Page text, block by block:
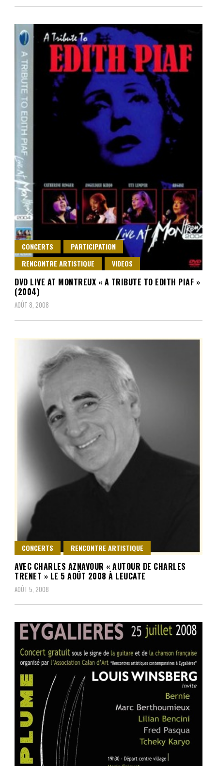
CONCERTS
PARTICIPATION
RENCONTRE ARTISTIQUE
VIDEOS
DVD LIVE AT MONTREUX « A TRIBUTE TO EDITH PIAF »
(2004)
AOÛT 8, 2008
CONCERTS RENCONTRE ARTISTIQUE
AVEC CHARLES AZNAVOUR « AUTOUR DE CHARLES
TRENET » LE 5 AOÛT 2008 À LEUCATE
AOÛT 5, 2008